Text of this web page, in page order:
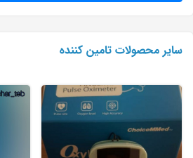
سایر محصولات تامین کننده